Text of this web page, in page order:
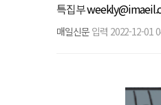
특집부
매일신문 입력 2022-12-01